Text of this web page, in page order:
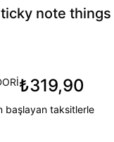
note
₺319,90
başlayan taksitlerle